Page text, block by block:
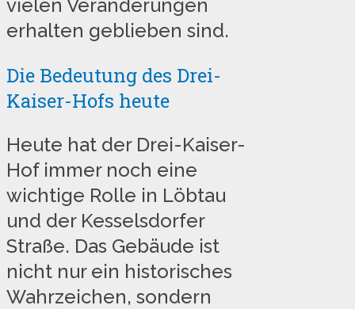
vielen Veränderungen
erhalten geblieben sind.
Die Bedeutung des Drei-
Kaiser-Hofs heute
Heute hat der Drei-Kaiser-
Hof immer noch eine
wichtige Rolle in Löbtau
und der Kesselsdorfer
Straße. Das Gebäude ist
nicht nur ein historisches
Wahrzeichen, sondern